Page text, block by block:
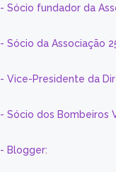
- Sócio fundador da
- Sócio da Associação
- Vice-Presidente da
- Sócio dos Bombeiros
- Blogger: